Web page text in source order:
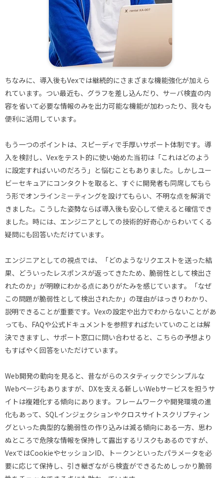
ちなみに、導入後もVexでは継続的にさまざまな機能強化が加えら
れています。つい最近も、グラフを差し込んだり、サーバ検査の内
容を省いて必要な情報のみを出力可能な機能が加わったり、我々も
便利に活用しています。
もう一つのポイントは、スピーディで手厚いサポート体制です。導
入を検討し、Vexをテスト的に使い始めた当初は「これはどのよう
に設定すればいいのだろう」と悩むこともありました。しかしユー
ビーセキュアにコンタクトを取ると、すぐに開発者も同席してもら
う形でオンラインミーティングを設けてもらい、不明な点を解消で
きました。こうした姿勢ならば導入後も安心して使えると確信でき
ました。時には、エンジニアとしての技術的好奇心からわいてくる
疑問にも回答いただけています。
エンジニアとしての視点では、「どのようなリクエストを送った結
果、どういったレスポンスが返ってきたため、脆弱性として検出さ
れたのか」が明瞭にわかる点にありがたみを感じています。「なぜ
この問題が脆弱性として検出されたか」の理由がはっきりわかり、
説明できることが重要です。Vexの設定や出力でわからないことがあ
っても、FAQや公式ドキュメントを参照すればたいていのことは解
決できますし、サポート窓口に問い合わせると、こちらの予想より
もすばやく回答をいただけています。
Web開発の動向を見ると、昔ながらのスタティックでシンプルな
Webページもありますが、DXを支える新しいWebサービスを担うサ
イトは複雑化する傾向にあります。フレームワークや開発環境の進
化もあって、SQLインジェクションやクロスサイトスクリプティン
グといった典型的な脆弱性の作り込みは減る傾向にある一方、思わ
ぬところで危険な情報を保持して露出するリスクもあるのですが、
VexではCookieやセッションID、トークンといったパラメータを必
要に応じて保持し、引き継ぎながら検査ができるためしっかり脆弱